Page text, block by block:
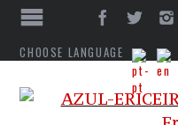
CHOOSE LANGUAGE